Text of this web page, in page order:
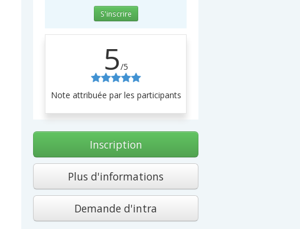
S'inscrire
5/5
Note attribuée par les participants
Inscription
Plus d'informations
Demande d'intra